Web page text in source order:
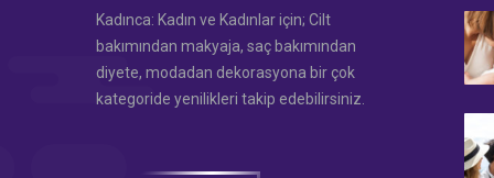
Kadınca: Kadın ve Kadınlar için; Cilt
bakımından makyaja, saç bakımından
diyete, modadan dekorasyona bir çok
kategoride yenilikleri takip edebilirsiniz.